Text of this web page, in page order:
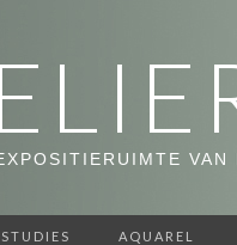
VAN
AQUAREL